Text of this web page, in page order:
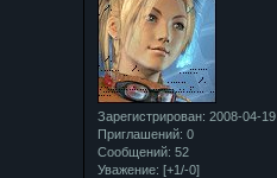
Зарегистрирован: 2008-04-19
Приглашений: 0
Сообщений: 52
Уважение: [+1/-0]